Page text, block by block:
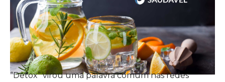
“Detox” virou uma palavra comum nas redes